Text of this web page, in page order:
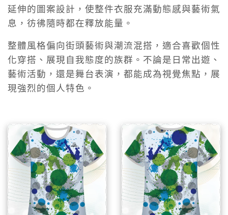
延伸的圖案設計，使整件衣服充滿動態感與藝術氣
息，彷彿隨時都在釋放能量。
整體風格偏向街頭藝術與潮流混搭，適合喜歡個性
化穿搭、展現自我態度的族群。不論是日常出遊、
藝術活動，還是舞台表演，都能成為視覺焦點，展
現強烈的個人特色。